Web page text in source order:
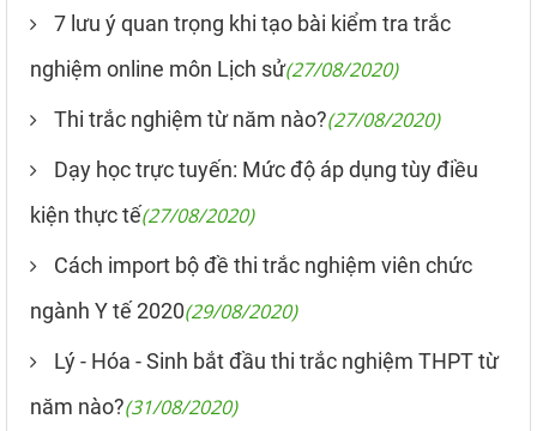
7 lưu ý quan trọng khi tạo bài kiểm tra trắc
nghiệm online môn Lịch sử(27/08/2020)
Thi trắc nghiệm từ năm nào?(27/08/2020)
Dạy học trực tuyến: Mức độ áp dụng tùy điều
kiện thực tế(27/08/2020)
Cách import bộ đề thi trắc nghiệm viên chức
ngành Y tế 2020(29/08/2020)
Lý - Hóa - Sinh bắt đầu thi trắc nghiệm THPT từ
năm nào?(31/08/2020)